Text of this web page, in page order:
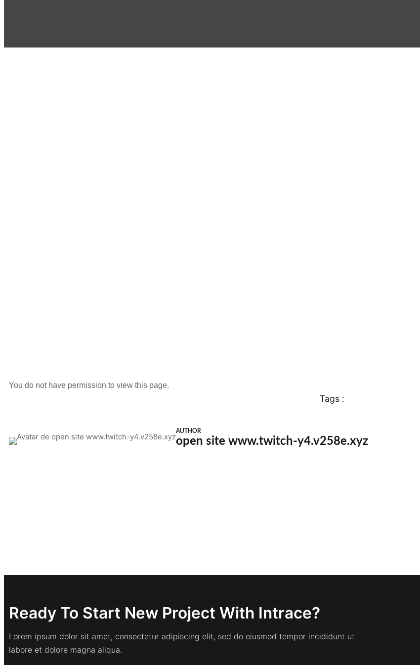
You do not have permission to view this page.
Tags :
AUTHOR
open site www.twitch-y4.v258e.xyz
Ready To Start New Project With Intrace?
Lorem ipsum dolor sit amet, consectetur adipiscing elit, sed do eiusmod tempor incididunt ut
labore et dolore magna aliqua.